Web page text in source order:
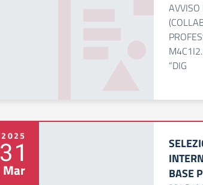
AVVISO
“DIG
2025
31
Mar
BASE